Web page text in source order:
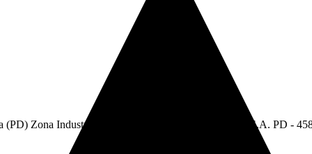
(PD) Zona Industriale. - C.F e P.Iva: 05304750283 - R.E.A. PD -